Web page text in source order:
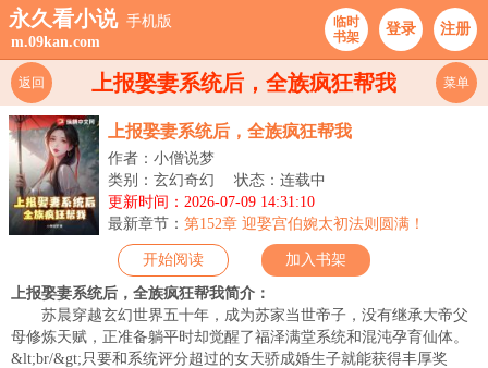
永久看小说 手机版
m.09kan.com
临时
书架
登录 注册
上报娶妻系统后，全族疯狂帮我
返回 菜单
上报娶妻系统后，全族疯狂帮我
作者：小僧说梦
类别：玄幻奇幻
状态：连载中
更新时间：2026-07-09 14:31:10
最新章节： 第152章 迎娶宫伯婉太初法则圆满！
开始阅读 加入书架
上报娶妻系统后，全族疯狂帮我简介：
苏晨穿越玄幻世界五十年，成为苏家当世帝子，没有继承大帝父
母修炼天赋，正准备躺平时却觉醒了福泽满堂系统和混沌孕育仙体。
&lt;br/&gt;只要和系统评分超过的女天骄成婚生子就能获得丰厚奖